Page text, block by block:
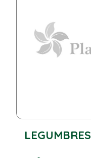
LEGUMBRES